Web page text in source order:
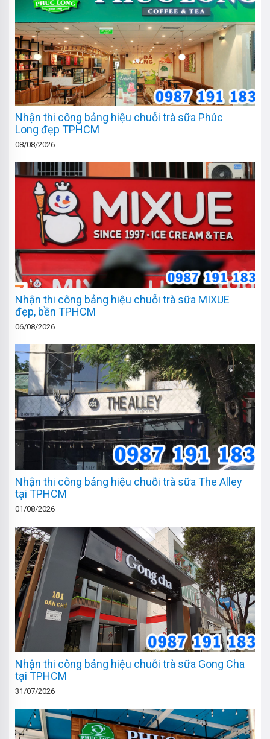
Nhận thi công bảng hiệu chuỗi trà sữa Phúc
Long đẹp TPHCM
08/08/2026
Nhận thi công bảng hiệu chuỗi trà sữa MIXUE
đẹp, bền TPHCM
06/08/2026
Nhận thi công bảng hiệu chuỗi trà sữa The Alley
tại TPHCM
01/08/2026
Nhận thi công bảng hiệu chuỗi trà sữa Gong Cha
tại TPHCM
31/07/2026